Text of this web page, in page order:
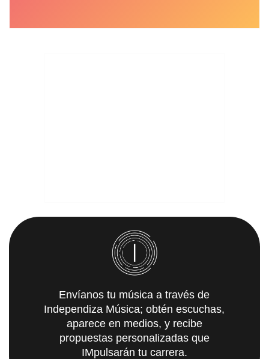
Envíanos tu música a través de
Independiza Música; obtén escuchas,
aparece en medios, y recibe
propuestas personalizadas que
IMpulsarán tu carrera.